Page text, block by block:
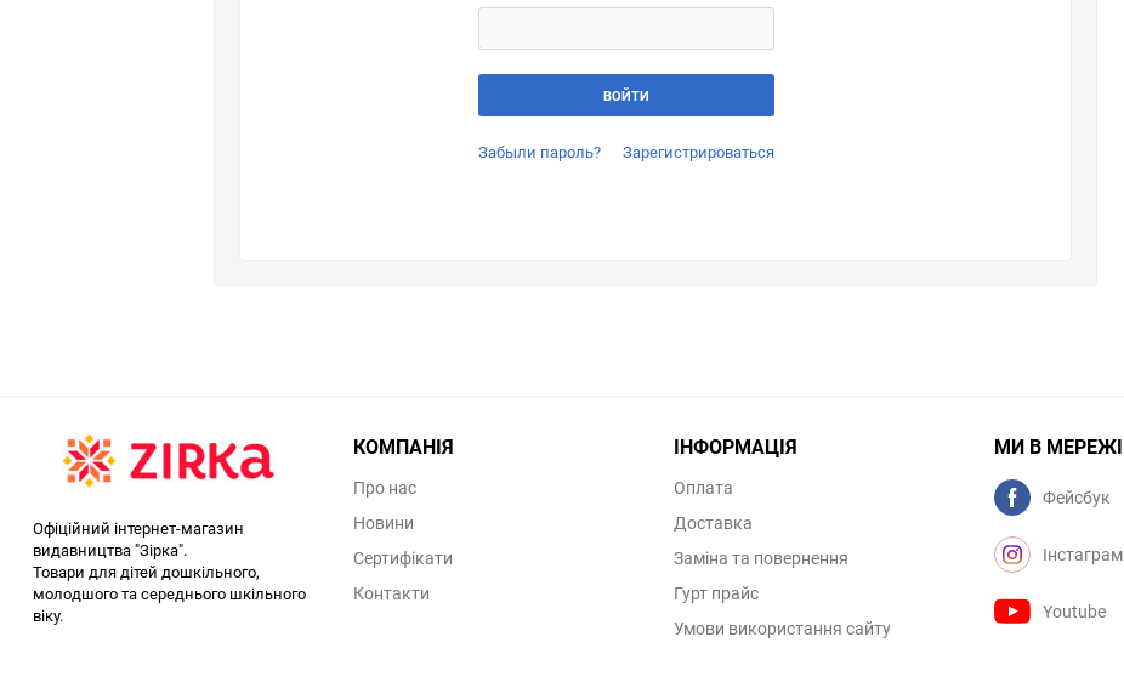
Забыли пароль? Зарегистрироваться
Офіційний інтернет-магазин
видавництва "Зірка".
Товари для дітей дошкільного,
молодшого та середнього шкільного
віку.
КОМПАНІЯ
Про нас
Новини
Сертифікати
Контакти
ІНФОРМАЦІЯ
Оплата
Доставка
Заміна та повернення
Гурт прайс
Умови використання сайту
МИ В МЕРЕЖІ
Фейсбук
Інстаграм
Youtube